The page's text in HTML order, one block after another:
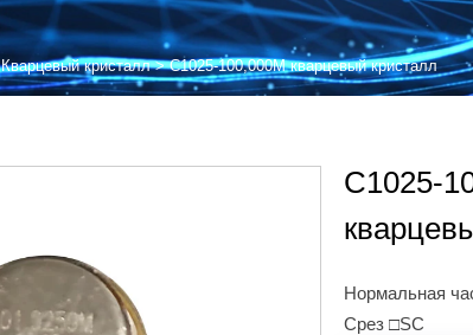
Кварцевый кристалл>C1025-100,000M кварцевый кристалл
C1025-
Нормальная
Срез □SC